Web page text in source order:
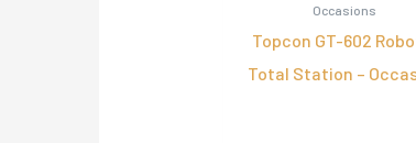
Occasions
Topcon GT-602
Total Station –